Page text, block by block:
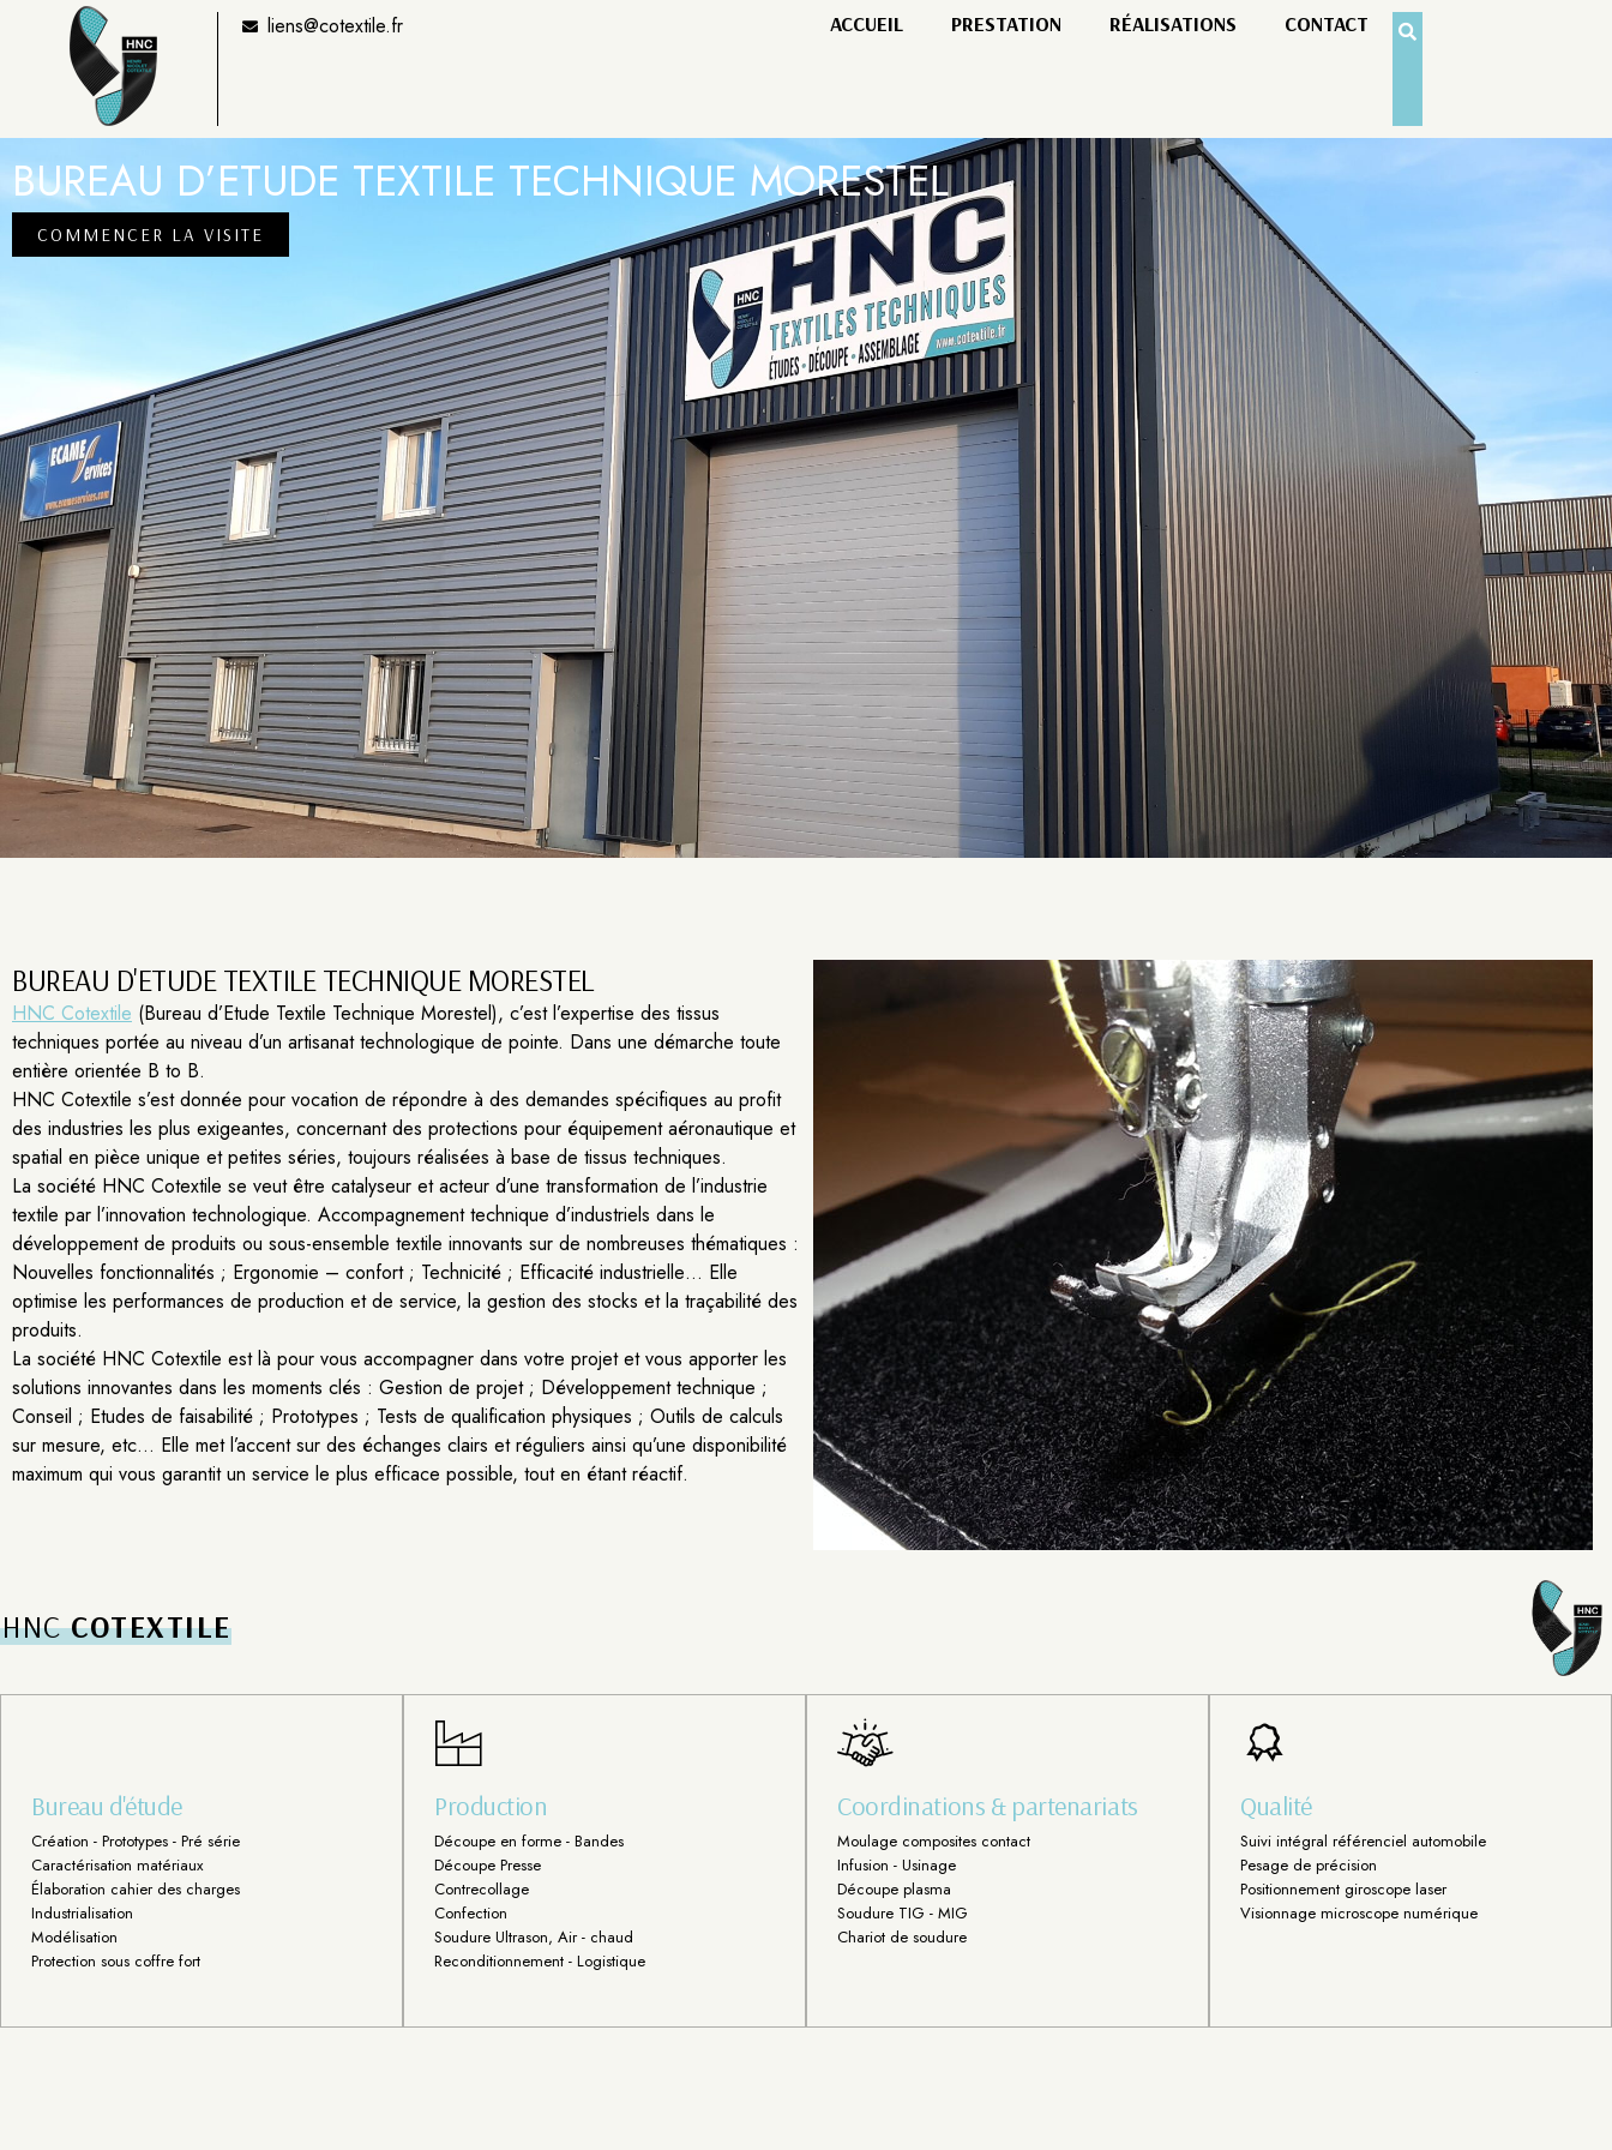
liens@cotextile.fr ACCUEIL PRESTATION RÉALISATIONS CONTACT
BUREAU D’ETUDE TEXTILE TECHNIQUE MORESTEL
COMMENCER LA VISITE
BUREAU D'ETUDE TEXTILE TECHNIQUE MORESTEL
HNC Cotextile (Bureau d’Etude Textile Technique Morestel), c’est l’expertise des tissus
techniques portée au niveau d’un artisanat technologique de pointe. Dans une démarche toute
entière orientée B to B.
HNC Cotextile s’est donnée pour vocation de répondre à des demandes spécifiques au profit
des industries les plus exigeantes, concernant des protections pour équipement aéronautique et
spatial en pièce unique et petites séries, toujours réalisées à base de tissus techniques.
La société HNC Cotextile se veut être catalyseur et acteur d’une transformation de l’industrie
textile par l’innovation technologique. Accompagnement technique d’industriels dans le
développement de produits ou sous-ensemble textile innovants sur de nombreuses thématiques :
Nouvelles fonctionnalités ; Ergonomie – confort ; Technicité ; Efficacité industrielle… Elle
optimise les performances de production et de service, la gestion des stocks et la traçabilité des
produits.
La société HNC Cotextile est là pour vous accompagner dans votre projet et vous apporter les
solutions innovantes dans les moments clés : Gestion de projet ; Développement technique ;
Conseil ; Etudes de faisabilité ; Prototypes ; Tests de qualification physiques ; Outils de calculs
sur mesure, etc… Elle met l’accent sur des échanges clairs et réguliers ainsi qu’une disponibilité
maximum qui vous garantit un service le plus efficace possible, tout en étant réactif.
HNCCOTEXTILE
Bureau d'étude
Création - Prototypes - Pré série
Caractérisation matériaux
Élaboration cahier des charges
Industrialisation
Modélisation
Protection sous coffre fort
Production
Découpe en forme - Bandes
Découpe Presse
Contrecollage
Confection
Soudure Ultrason, Air - chaud
Reconditionnement - Logistique
Coordinations & partenariats
Moulage composites contact
Infusion - Usinage
Découpe plasma
Soudure TIG - MIG
Chariot de soudure
Qualité
Suivi intégral référenciel automobile
Pesage de précision
Positionnement giroscope laser
Visionnage microscope numérique